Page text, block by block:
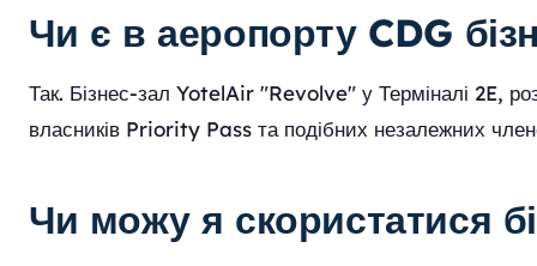
Чи є в аеропорту CDG
Так. Бізнес-зал YotelAir "Revolve" у Терміналі 2E,
власників Priority Pass та подібних незалежних
Чи можу я скористатися